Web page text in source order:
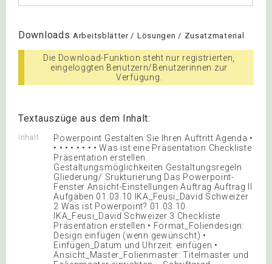
Downloads Arbeitsblätter / Lösungen / Zusatzmaterial
Die Download-Funktion steht nur registrierten,
eingeloggten Benutzern/Benutzerinnen zur
Verfügung.
Textauszüge aus dem Inhalt:
Inhalt
Powerpoint Gestalten Sie Ihren Auftritt Agenda •
• • • • • • • • Was ist eine Präsentation Checkliste
Präsentation erstellen
Gestaltungsmöglichkeiten Gestaltungsregeln
Gliederung/ Srukturierung Das Powerpoint-
Fenster Ansicht-Einstellungen Auftrag Auftrag II
Aufgaben 01.03.10 IKA_Feusi_David Schweizer
2 Was ist Powerpoint? 01.03.10
IKA_Feusi_David Schweizer 3 Checkliste
Präsentation erstellen • Format_Foliendesign:
Design einfügen (wenn gewünscht) •
Einfügen_Datum und Uhrzeit: einfügen •
Ansicht_Master_Folienmaster: Titelmaster und